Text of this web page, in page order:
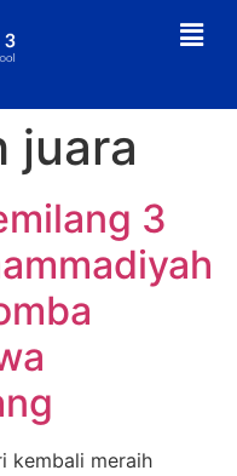
juara
3
kembali meraih